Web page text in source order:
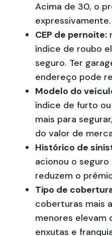
Acima de 30, o
expressivamente.
CEP de pernoite:
índice de roubo
seguro. Ter
endereço pode
Modelo do
índice de furto
mais para
do valor de
Histórico de
acionou o seguro
reduzem o
Tipo de
coberturas mais
menores elevam
enxutas e